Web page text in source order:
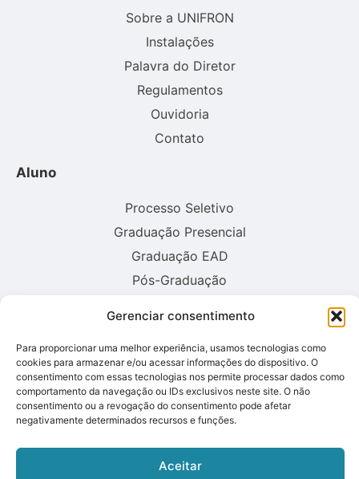
Gerenciar consentimento
Para proporcionar uma melhor experiência, usamos tecnologias como
cookies para armazenar e/ou acessar informações do dispositivo. O
consentimento com essas tecnologias nos permite processar dados como
comportamento da navegação ou IDs exclusivos neste site. O não
consentimento ou a revogação do consentimento pode afetar
negativamente determinados recursos e funções.
Aceitar
Sobre a UNIFRON
Instalações
Palavra do Diretor
Regulamentos
Ouvidoria
Contato
Aluno
Processo Seletivo
Graduação Presencial
Graduação EAD
Pós-Graduação
Consulte aqui o cadastro da instituição no sistema E-MEC: